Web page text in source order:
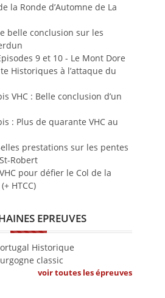
la Ronde d’Automne de La
belle conclusion sur les
9 et 10 - Le Mont Dore
Historiques à l’attaque du
VHC : Belle conclusion d’un
: Plus de quarante VHC au
prestations sur les pentes
Robert
pour défier le Col de la
HTCC)
EPREUVES
Historique
classic
voir toutes les épreuves